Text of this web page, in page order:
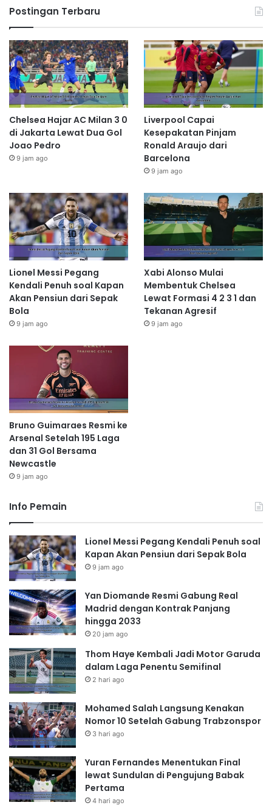
Postingan Terbaru
Chelsea Hajar AC Milan 3 0
di Jakarta Lewat Dua Gol
Joao Pedro
9 jam ago
Liverpool Capai
Kesepakatan Pinjam
Ronald Araujo dari
Barcelona
9 jam ago
Lionel Messi Pegang
Kendali Penuh soal Kapan
Akan Pensiun dari Sepak
Bola
9 jam ago
Xabi Alonso Mulai
Membentuk Chelsea
Lewat Formasi 4 2 3 1 dan
Tekanan Agresif
9 jam ago
Bruno Guimaraes Resmi ke
Arsenal Setelah 195 Laga
dan 31 Gol Bersama
Newcastle
9 jam ago
Info Pemain
Lionel Messi Pegang Kendali Penuh soal
Kapan Akan Pensiun dari Sepak Bola
9 jam ago
Yan Diomande Resmi Gabung Real
Madrid dengan Kontrak Panjang
hingga 2033
20 jam ago
Thom Haye Kembali Jadi Motor Garuda
dalam Laga Penentu Semifinal
2 hari ago
Mohamed Salah Langsung Kenakan
Nomor 10 Setelah Gabung Trabzonspor
3 hari ago
Yuran Fernandes Menentukan Final
lewat Sundulan di Pengujung Babak
Pertama
4 hari ago